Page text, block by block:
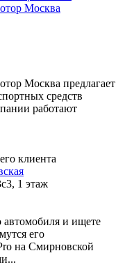
Москва
Москва предлагает
средств
работают
клиента
1 этаж
автомобиля и ищете
его
на Смирновской